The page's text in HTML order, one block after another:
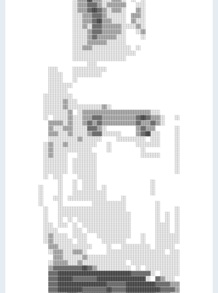
              ░░▒▒▒▒▓▓▓▓▒▒░░▒▒▒▒▒▒▒▒    ░░░░
              ░░▒▒▒▒▓▓██▓▓▒▒░░▒▒▒▒░░    ▒▒░░
              ░░░░▒▒▒▒▓▓▓▓▒▒░░░░░░░░  ▒▒▒▒░░
              ░░░░▒▒▒▒▓▓██▒▒▒▒░░░░░░  ▒▒░░░░
              ░░░░▒▒░░▓▓▓▓▒▒▒▒▒▒▒▒░░░░░░▒▒░░
              ░░░░░░▒▒▓▓▓▓▒▒▒▒▒▒▒▒░░    ░░▒▒
              ░░░░░░▒▒▓▓▒▒▒▒▒▒▒▒░░░░      ░░
              ░░░░░░▒▒▒▒▒▒▒▒░░░░░░░░
              ░░░░▒▒▒▒░░░░░░░░░░░░░░░░  ░░
              ░░░░░░░░░░░░░░░░░░░░░░░░░░
              ░░░░░░░░░░░░░░░░░░░░░░
                    ░░░░
    ░░░░      ░░░░░░░░░░░░░░
    ░░░░░░    ░░░░░░░░░░░░
    ░░░░░░    ░░
    ░░░░░░░░░░
    ░░░░░░░░
  ░░░░░░░░░░░░
  ░░░░░░░░▒▒░░░░
  ░░░░░░░░▒▒░░░░░░░░░░░░░░▒▒░░
  ░░░░░░░░░░▒▒  ░░▒▒▒▒▒▒▒▒▒▒▒▒▒▒▒▒▒▒▒▒▒▒▒▒▒▒▒▒░░░░
  ░░  ░░░░░░▒▒░░░░▒▒▒▒▓▓▓▓▒▒▒▒▒▒▒▒▒▒▒▒▒▒▓▓██▓▓▒▒▒▒░░    ░░
    ▒▒▒▒▒▒░░▒▒░░░░▒▒▓▓▒▒▓▓▒▒▒▒▒▒▒▒▒▒▒▒▒▒▓▓▒▒▒▒▓▓▒▒░░
    ▒▒░░░░▒▒▒▒░░░░░░▓▓▓▓▒▒░░            ▒▒▓▓▒▒▒▒        ░░
    ▒▒▒▒░░░░▒▒░░░░░░▒▒▓▓▓▓░░░░░░░░      ▒▒▓▓██░░░░      ░░
    ░░░░░░░░░░░░▒▒░░░░░░░░      ░░░░░░░░░░░░  ░░░░      ░░
  ░░▒▒░░░░▒▒░░░░░░░░░░░░    ░░          ░░░░░░░░░░      ░░
  ░░▒▒░░░░░░░░░░░░░░░░      ░░            ░░            ░░
  ░░▒▒░░░░░░    ░░░░░░░░                  ░░░░░░░░      ░░
  ░░░░░░░░░░  ░░░░░░░░░░                                ░░
  ░░░░░░░░░░  ░░░░░░░░░░                                ░░
  ░░░░░░░░░░  ░░░░░░░░░░                                ░░
  ░░  ░░░░      ░░░░░░░░
        ░░    ░░  ░░░░░░                      ░░
░░      ░░    ░░  ░░░░░░  ░░                  ░░
░░      ░░    ░░░░░░░░░░░░░░                  ░░
░░    ░░░░  ░░░░░░░░░░░░░░░░      ░░
░░      ░░            ░░░░░░░░░░░░░░            ░░
  ░░    ░░░░░░░░░░░░░░░░░░░░░░░░░░░░            ░░      ░░
  ░░    ░░░░░░░░░░░░░░░░░░░░░░░░░░░░░░          ░░  ░░  ░░
  ░░    ░░  ░░  ░░░░░░░░░░░░░░░░░░░░░░          ░░  ░░  ░░
  ░░░░  ░░░░  ░░  ░░░░░░░░░░░░░░░░░░░░          ░░░░░░  ░░
  ░░░░░░      ░░░░  ░░░░░░░░░░░░░░░░░░          ░░░░░░  ░░
  ░░▒▒░░░░░░  ░░░░░░    ░░░░░░░░░░░░░░    ░░    ░░░░░░░░░░
  ░░▒▒░░░░░░░░  ░░░░      ░░░░░░░░░░      ░░    ░░░░░░░░░░
    ▒▒▒▒░░░░░░░░░░░░░░      ░░    ░░░░░░░░░░░░  ░░░░░░░░
    ░░▒▒▒▒░░░░▒▒▒▒░░        ░░░░░░░░░░░░░░░░░░░░░░░░  ░░░░
      ▒▒▒▒░░░░░░░░▒▒░░░░░░░░░░░░░░░░░░░░░░░░░░░░░░░░░░░░░░
    ░░▒▒▒▒▒▒░░░░▒▒░░░░░░░░░░░░░░░░░░  ░░░░░░░░░░░░░░░░░░░░
    ▒▒▓▓▓▓▓▓▓▓▓▓▓▓██▓▓▒▒░░░░░░░░░░░░░░  ░░  ░░░░░░░░░░░░░░
    ▓▓▓▓██████████████████████████████▓▓▓▓▓▓▓▓░░  ░░░░░░░░
    ▓▓▓▓██████▓▓▓▓▓▓▓▓▓▓████████████████████░░  ▓▓▒▒░░░░
    ▓▓▓▓████████████████████▓▓▓▓▓▓▓▓████████████▓▓▓▓▓▓▒▒▒▒
    ▓▓▓▓██████████▓▓▓▓▓▓▓▓▓▓██▓▓▓▓▓▓██████████████▓▓▓▓▓▓▒▒